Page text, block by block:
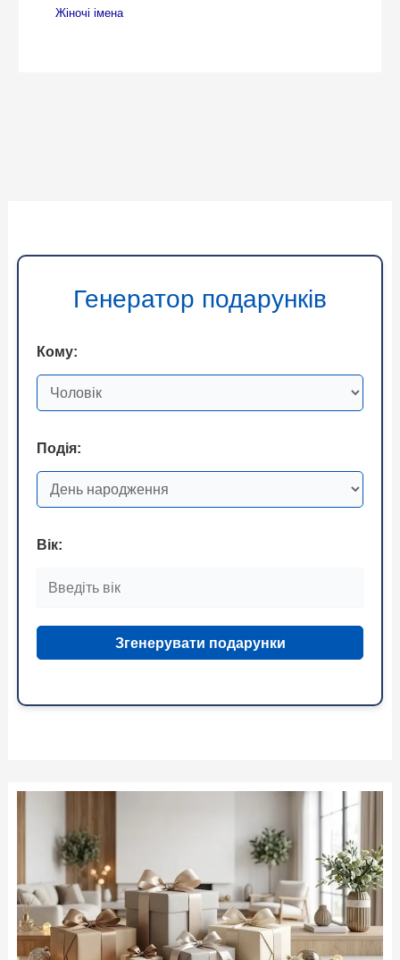
Жіночі імена
Генератор подарунків
Кому:
Подія:
Вік:
Згенерувати подарунки